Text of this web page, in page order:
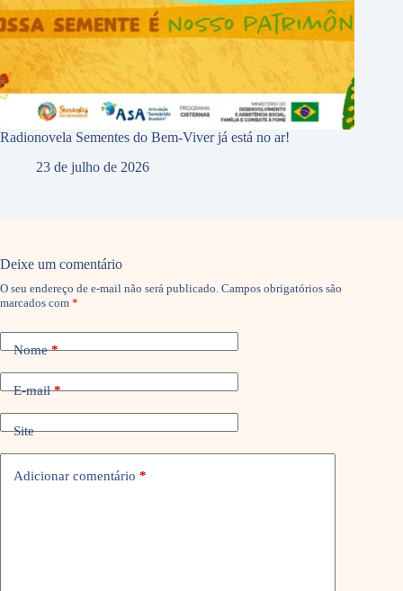
Radionovela Sementes do Bem-Viver já está no ar!
23 de julho de 2026
Deixe um comentário
O seu endereço de e-mail não será publicado. Campos obrigatórios são
marcados com *
Nome*
E-mail*
Site
Adicionar comentário *